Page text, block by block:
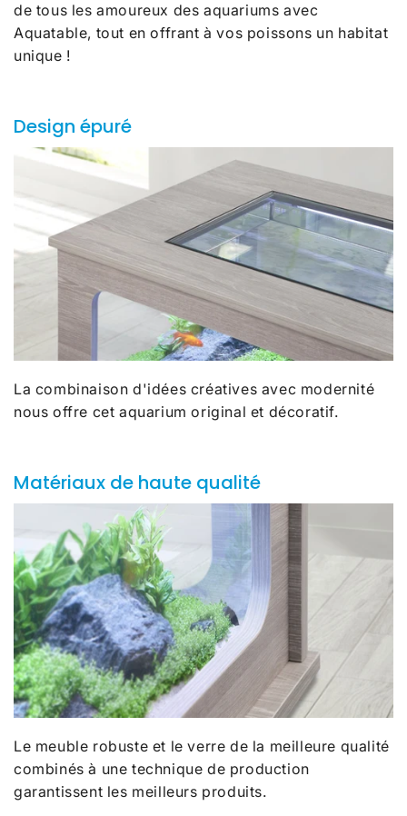
de tous les amoureux des aquariums avec
Aquatable, tout en offrant à vos poissons un habitat
unique !
Design épuré
La combinaison d'idées créatives avec modernité
nous offre cet aquarium original et décoratif.
Matériaux de haute qualité
Le meuble robuste et le verre de la meilleure qualité
combinés à une technique de production
garantissent les meilleurs produits.